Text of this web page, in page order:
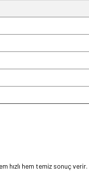
hızlı hem temiz sonuç verir.